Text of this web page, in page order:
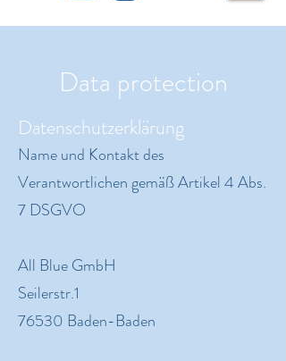
Data protection
Datenschutzerklärung
Name und Kontakt des
Verantwortlichen gemäß Artikel 4 Abs.
7 DSGVO
All Blue GmbH
Seilerstr.1
76530 Baden-Baden